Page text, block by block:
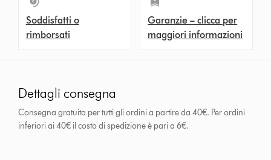
Soddisfatti o
rimborsati
Garanzie – clicca per
maggiori informazioni
Dettagli consegna
Consegna gratuita per tutti gli ordini a partire da 40€. Per ordini
inferiori ai 40€ il costo di spedizione è pari a 6€.